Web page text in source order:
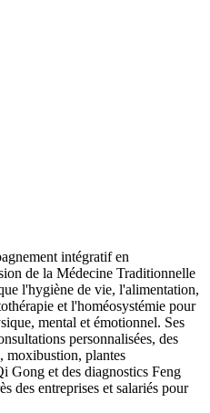
intégratif en
de la Médecine Traditionnelle
l'hygiène de vie, l'alimentation,
et l'homéosystémie pour
mental et émotionnel. Ses
personnalisées, des
moxibustion, plantes
Gong et des diagnostics Feng
des entreprises et salariés pour